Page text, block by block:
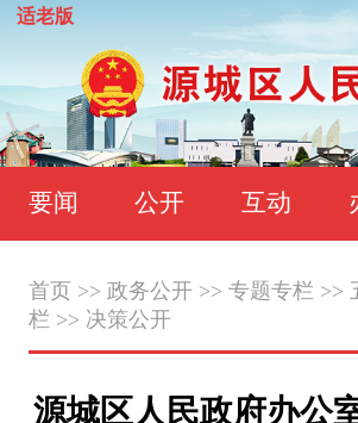
适老版
要闻 公开 互动
首页 >> 政务公开>> 专题专栏 >>
栏 >> 决策公开
源城区人民政府办公